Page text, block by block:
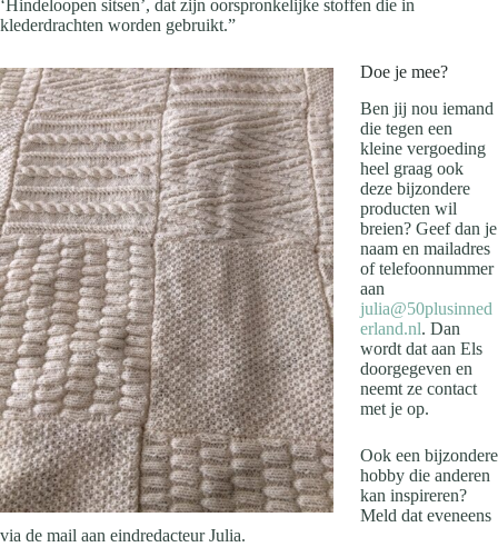
‘Hindeloopen sitsen’, dat zijn oorspronkelijke stoffen die in
klederdrachten worden gebruikt.”
Doe je mee?
Ben jij nou iemand
die tegen een
kleine vergoeding
heel graag ook
deze bijzondere
producten wil
breien? Geef dan je
naam en mailadres
of telefoonnummer
aan
julia@50plusinned
erland.nl. Dan
wordt dat aan Els
doorgegeven en
neemt ze contact
met je op.
Ook een bijzondere
hobby die anderen
kan inspireren?
Meld dat eveneens
via de mail aan eindredacteur Julia.